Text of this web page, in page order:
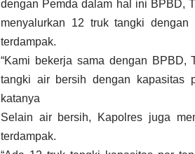
dengan Pemda dalam hal ini BPBD,
menyalurkan 12 truk tangki
terdampak.
“Kami bekerja sama dengan BPBD,
air bersih dengan kapasitas
Selain air bersih, Kapolres juga
terdampak.
“Ada 12 truk tangki kapasitas per